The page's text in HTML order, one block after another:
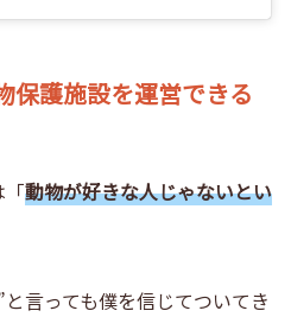
保護施設を運営できる
動物が好きな人じゃないとい
言っても僕を信じてついてき